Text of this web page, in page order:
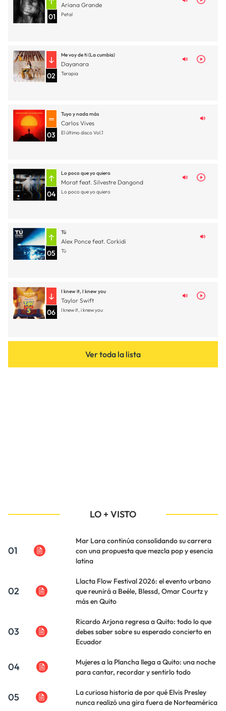
01
Ariana Grande
Petal
02
Me voy de ti (La cumbia)
Dayanara
Terapia
03
Tuyo y nada más
Carlos Vives
El último disco Vol.1
04
Lo poco que yo quiero
Morat feat. Silvestre Dangond
Lo poco que yo quiero
05
Tú
Alex Ponce feat. Corkidi
Tú
06
I knew it, I knew you
Taylor Swift
I knew it, i knew you
Ver toda la lista
LO + VISTO
01
Mar Lara continúa consolidando su carrera
con una propuesta que mezcla pop y esencia
latina
02
Llacta Flow Festival 2026: el evento urbano
que reunirá a Beéle, Blessd, Omar Courtz y
más en Quito
03
Ricardo Arjona regresa a Quito: todo lo que
debes saber sobre su esperado concierto en
Ecuador
04
Mujeres a la Plancha llega a Quito: una noche
para cantar, recordar y sentirlo todo
05
La curiosa historia de por qué Elvis Presley
nunca realizó una gira fuera de Norteamérica